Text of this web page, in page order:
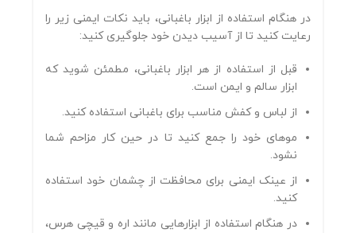
در هنگام استفاده از ابزار باغبانی، باید نکات ایمنی زیر را
رعایت کنید تا از آسیب دیدن خود جلوگیری کنید:
قبل از استفاده از هر ابزار باغبانی، مطمئن شوید که
ابزار سالم و ایمن است.
از لباس و کفش مناسب برای باغبانی استفاده کنید.
موهای خود را جمع کنید تا در حین کار مزاحم شما
نشود.
از عینک ایمنی برای محافظت از چشمان خود استفاده
کنید.
در هنگام استفاده از ابزارهایی مانند اره و قیچی هرس،